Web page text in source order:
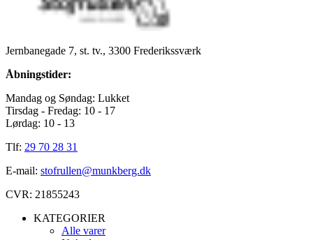
Jernbanegade 7, st. tv., 3300 Frederikssværk
Åbningstider:
Mandag og Søndag: Lukket
Tirsdag - Fredag: 10 - 17
Lørdag: 10 - 13
Tlf: 29 70 28 31
E-mail: stofrullen@munkberg.dk
CVR: 21855243
KATEGORIER
Alle varer